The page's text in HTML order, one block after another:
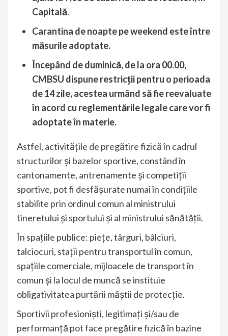
Capitală.
Carantina de noapte pe weekend este între
măsurile adoptate.
Începând de duminică, de la ora 00.00,
CMBSU dispune restricții pentru o perioada
de 14 zile, acestea urmând să fie reevaluate
în acord cu reglementările legale care vor fi
adoptate în materie.
Astfel, activităţile de pregătire fizică în cadrul
structurilor şi bazelor sportive, constând în
cantonamente, antrenamente şi competiţii
sportive, pot fi desfăşurate numai în condiţiile
stabilite prin ordinul comun al ministrului
tineretului şi sportului şi al ministrului sănătăţii.
În spațiile publice: piețe, târguri, bâlciuri,
talciocuri, stații pentru transportul în comun,
spațiile comerciale, mijloacele de transport în
comun și la locul de muncă se instituie
obligativitatea purtării măștii de protecție.
Sportivii profesionişti, legitimaţi şi/sau de
performanţă pot face pregătire fizică în bazine